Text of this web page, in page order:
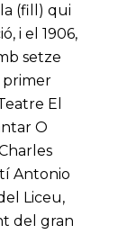
(fill) qui
i el 1906,
setze
primer
El
O
Antonio
Liceu,
del gran